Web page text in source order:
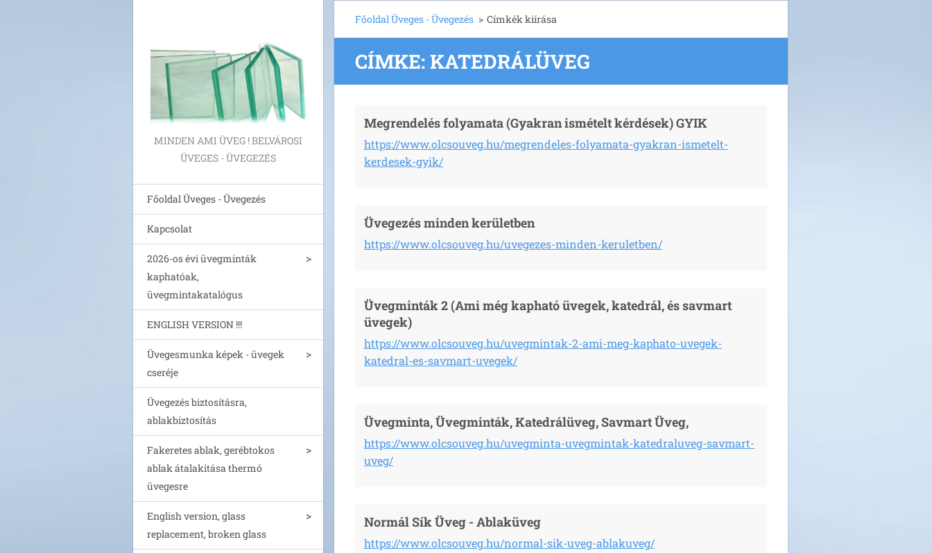
MINDEN AMI ÜVEG ! BELVÁROSI
ÜVEGES - ÜVEGEZÉS
Főoldal Üveges - Üvegezés
Kapcsolat
2026-os évi üvegminták
kaphatóak,
üvegmintakatalógus
ENGLISH VERSION !!!
Üvegesmunka képek - üvegek
cseréje
Üvegezés biztosításra,
ablakbiztosítás
Fakeretes ablak, gerébtokos
ablak átalakitása thermó
üvegesre
English version, glass
replacement, broken glass
Főoldal Üveges - Üvegezés > Címkék kiírása
CÍMKE: KATEDRÁLÜVEG
Megrendelés folyamata (Gyakran ismételt kérdések) GYIK
https://www.olcsouveg.hu/megrendeles-folyamata-gyakran-ismetelt-
kerdesek-gyik/
Üvegezés minden kerületben
https://www.olcsouveg.hu/uvegezes-minden-keruletben/
Üvegminták 2 (Ami még kapható üvegek, katedrál, és savmart
üvegek)
https://www.olcsouveg.hu/uvegmintak-2-ami-meg-kaphato-uvegek-
katedral-es-savmart-uvegek/
Üvegminta, Üvegminták, Katedrálüveg, Savmart Üveg,
https://www.olcsouveg.hu/uvegminta-uvegmintak-katedraluveg-savmart-
uveg/
Normál Sík Üveg - Ablaküveg
https://www.olcsouveg.hu/normal-sik-uveg-ablakuveg/